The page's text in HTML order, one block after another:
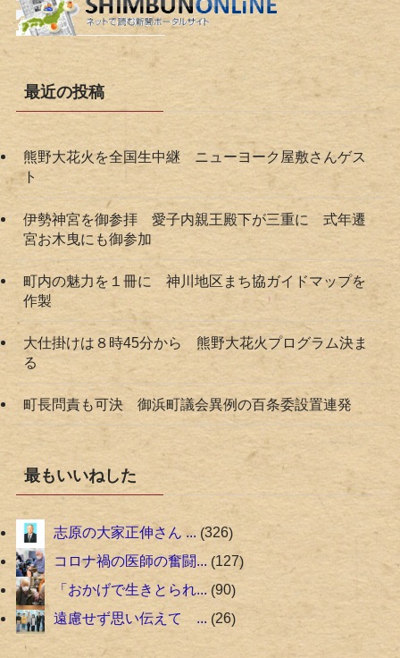
最近の投稿
熊野大花火を全国生中継 ニューヨーク屋敷さんゲス
ト
伊勢神宮を御参拝 愛子内親王殿下が三重に 式年遷
宮お木曳にも御参加
町内の魅力を１冊に 神川地区まち協ガイドマップを
作製
大仕掛けは８時45分から 熊野大花火プログラム決ま
る
町長問責も可決 御浜町議会異例の百条委設置連発
最もいいねした
志原の大家正伸さん ... 326
コロナ禍の医師の奮闘... 127
「おかげで生きとられ... 90
遠慮せず思い伝えて ... 26